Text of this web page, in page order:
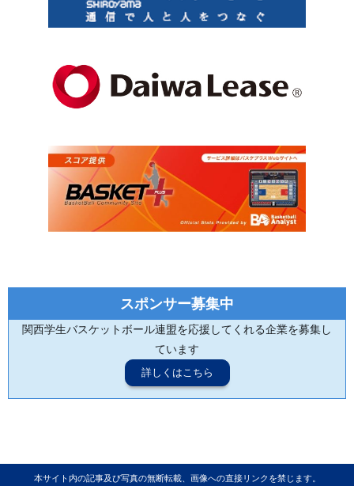
スポンサー募集中
関西学生バスケットボール連盟を応援してくれる企業を募集し
ています
詳しくはこちら
本サイト内の記事及び写真の無断転載、画像への直接リンクを禁じます。